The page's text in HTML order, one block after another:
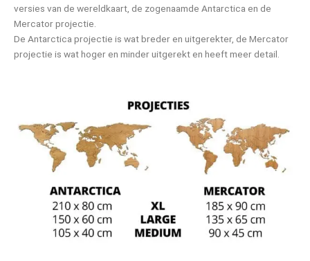
versies van de wereldkaart, de zogenaamde Antarctica en de
Mercator projectie.
De Antarctica projectie is wat breder en uitgerekter, de Mercator
projectie is wat hoger en minder uitgerekt en heeft meer detail.